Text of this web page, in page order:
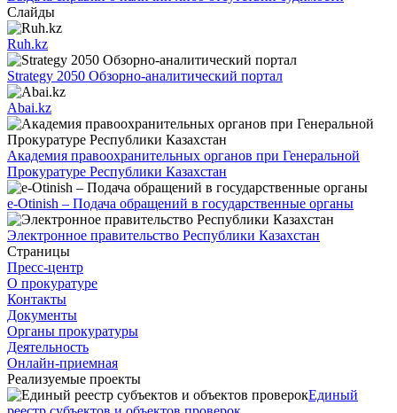
Слайды
Ruh.kz
Strategy 2050 Обзорно-аналитический портал
Abai.kz
Академия правоохранительных органов при Генеральной
Прокуратуре Республики Казахстан
e-Otinish – Подача обращений в государственные органы
Электронное правительство Республики Казахстан
Страницы
Пресс-центр
О прокуратуре
Контакты
Документы
Органы прокуратуры
Деятельность
Онлайн-приемная
Реализуемые проекты
Единый